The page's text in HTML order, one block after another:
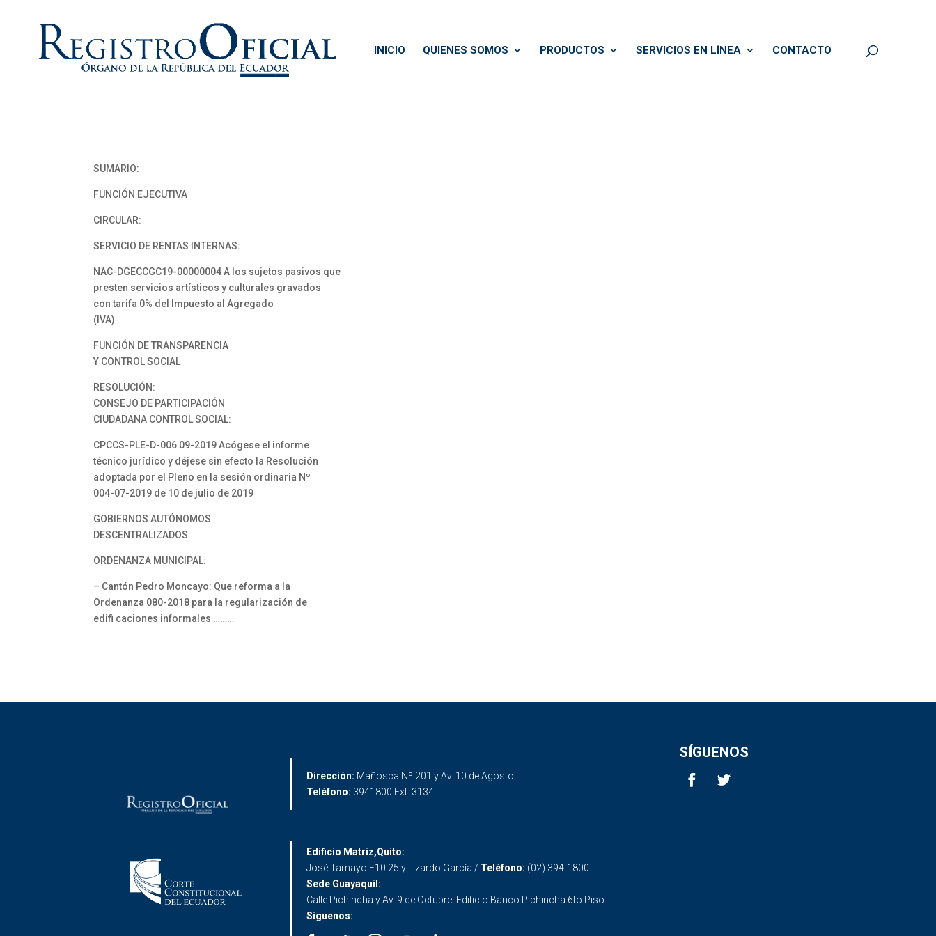
INICIO QUIENES SOMOS PRODUCTOS SERVICIOS EN LÍNEA CONTACTO
SUMARIO:
FUNCIÓN EJECUTIVA
CIRCULAR:
SERVICIO DE RENTAS INTERNAS:
NAC-DGECCGC19-00000004 A los sujetos pasivos que
presten servicios artísticos y culturales gravados
con tarifa 0% del Impuesto al Agregado
(IVA)
FUNCIÓN DE TRANSPARENCIA
Y CONTROL SOCIAL
RESOLUCIÓN:
CONSEJO DE PARTICIPACIÓN
CIUDADANA CONTROL SOCIAL:
CPCCS-PLE-D-006 09-2019 Acógese el informe
técnico jurídico y déjese sin efecto la Resolución
adoptada por el Pleno en la sesión ordinaria Nº
004-07-2019 de 10 de julio de 2019
GOBIERNOS AUTÓNOMOS
DESCENTRALIZADOS
ORDENANZA MUNICIPAL:
– Cantón Pedro Moncayo: Que reforma a la
Ordenanza 080-2018 para la regularización de
edifi caciones informales ………
Dirección: Mañosca Nº 201 y Av. 10 de Agosto
Teléfono: 3941800 Ext. 3134
SÍGUENOS
Edificio Matriz,Quito:
José Tamayo E10 25 y Lizardo García / Teléfono: (02) 394-1800
Sede Guayaquil:
Calle Pichincha y Av. 9 de Octubre. Edificio Banco Pichincha 6to Piso
Síguenos: